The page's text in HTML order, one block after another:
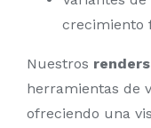
crecimiento
Nuestros
herramientas de
ofreciendo una